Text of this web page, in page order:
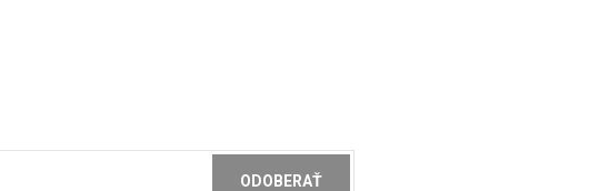
ODOBERAŤ